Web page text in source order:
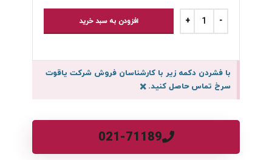
افزودن به سبد خرید
با فشردن دکمه زیر با کارشناسان فروش شرکت یاقوت
سرخ تماس حاصل کنید.×
021-71189